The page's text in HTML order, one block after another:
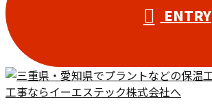
ENTRY